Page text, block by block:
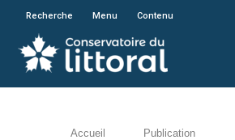
En poursuivant
Recherche Menu Contenu
Accueil Publication